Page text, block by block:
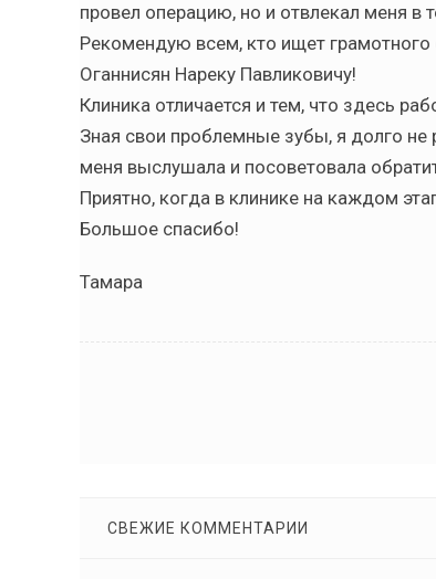
провел операцию, но и отвлекал меня в
Рекомендую всем, кто ищет грамотного
Оганнисян Нареку Павликовичу!
Клиника отличается и тем, что здесь
Зная свои проблемные зубы, я долго не
меня выслушала и посоветовала
Приятно, когда в клинике на каждом
Большое спасибо!
Тамара
СВЕЖИЕ КОММЕНТАРИИ